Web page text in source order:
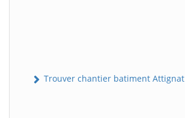
Trouver chantier batiment Attignat